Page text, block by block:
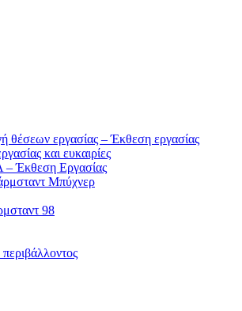
θέσεων εργασίας – Έκθεση εργασίας
και ευκαιρίες
– Έκθεση Εργασίας
Μπύχνερ
98